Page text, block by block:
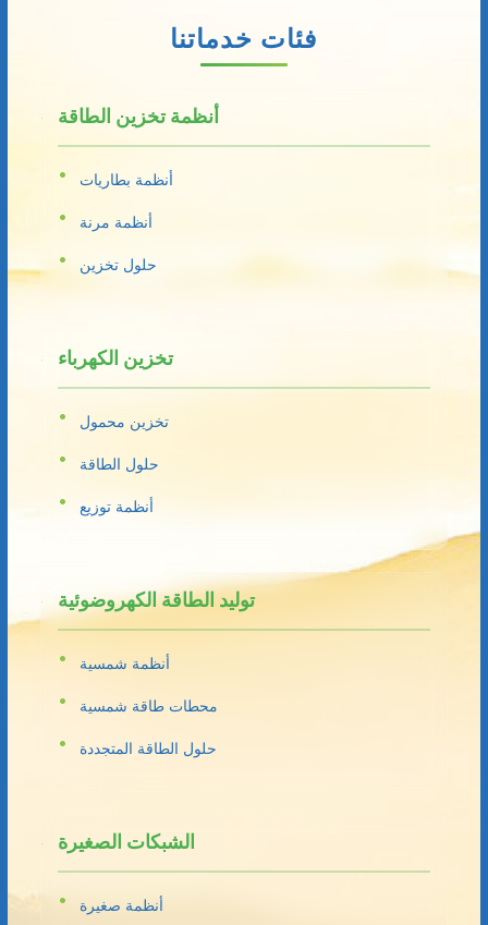
فئات خدماتنا
أنظمة تخزين الطاقة
أنظمة بطاريات
أنظمة مرنة
حلول تخزين
تخزين الكهرباء
تخزين محمول
حلول الطاقة
أنظمة توزيع
توليد الطاقة الكهروضوئية
أنظمة شمسية
محطات طاقة شمسية
حلول الطاقة المتجددة
الشبكات الصغيرة
أنظمة صغيرة